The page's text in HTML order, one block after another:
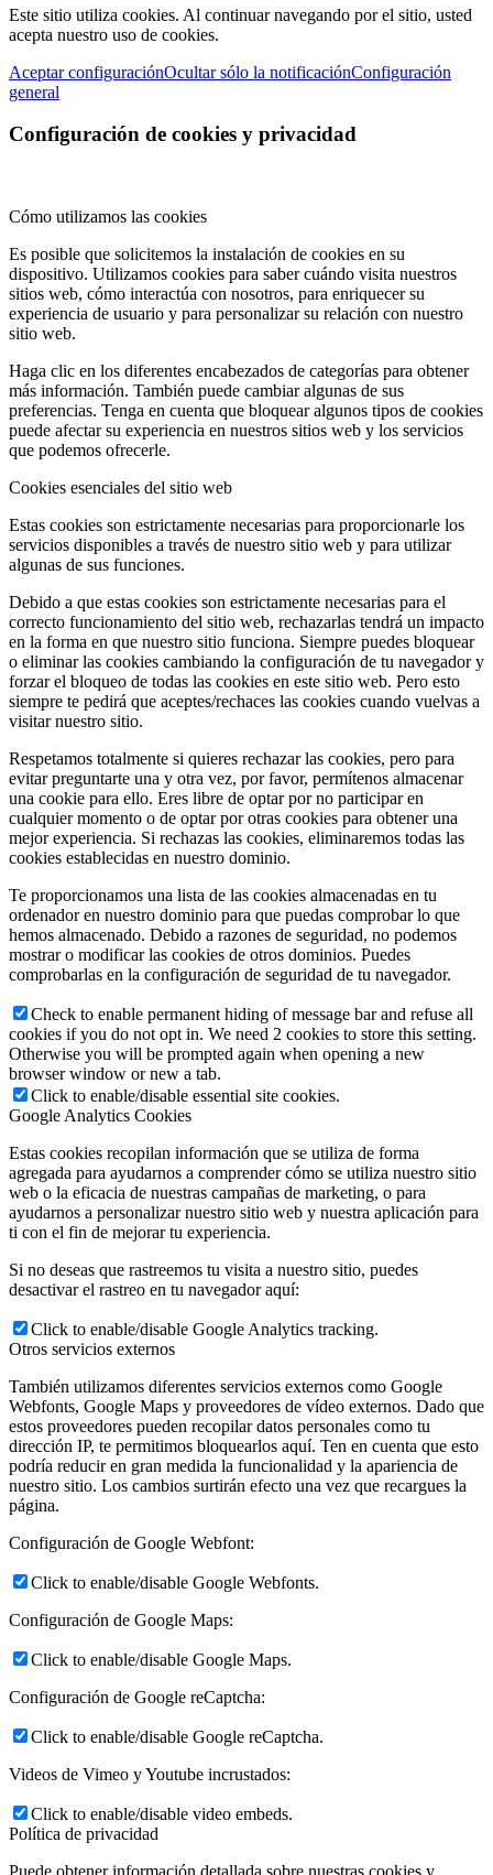
Este sitio utiliza cookies. Al continuar navegando por el sitio, usted
acepta nuestro uso de cookies.
Aceptar configuraciónOcultar sólo la notificaciónConfiguración
general
Configuración de cookies y privacidad
Cómo utilizamos las cookies
Es posible que solicitemos la instalación de cookies en su
dispositivo. Utilizamos cookies para saber cuándo visita nuestros
sitios web, cómo interactúa con nosotros, para enriquecer su
experiencia de usuario y para personalizar su relación con nuestro
sitio web.
Haga clic en los diferentes encabezados de categorías para obtener
más información. También puede cambiar algunas de sus
preferencias. Tenga en cuenta que bloquear algunos tipos de cookies
puede afectar su experiencia en nuestros sitios web y los servicios
que podemos ofrecerle.
Cookies esenciales del sitio web
Estas cookies son estrictamente necesarias para proporcionarle los
servicios disponibles a través de nuestro sitio web y para utilizar
algunas de sus funciones.
Debido a que estas cookies son estrictamente necesarias para el
correcto funcionamiento del sitio web, rechazarlas tendrá un impacto
en la forma en que nuestro sitio funciona. Siempre puedes bloquear
o eliminar las cookies cambiando la configuración de tu navegador y
forzar el bloqueo de todas las cookies en este sitio web. Pero esto
siempre te pedirá que aceptes/rechaces las cookies cuando vuelvas a
visitar nuestro sitio.
Respetamos totalmente si quieres rechazar las cookies, pero para
evitar preguntarte una y otra vez, por favor, permítenos almacenar
una cookie para ello. Eres libre de optar por no participar en
cualquier momento o de optar por otras cookies para obtener una
mejor experiencia. Si rechazas las cookies, eliminaremos todas las
cookies establecidas en nuestro dominio.
Te proporcionamos una lista de las cookies almacenadas en tu
ordenador en nuestro dominio para que puedas comprobar lo que
hemos almacenado. Debido a razones de seguridad, no podemos
mostrar o modificar las cookies de otros dominios. Puedes
comprobarlas en la configuración de seguridad de tu navegador.
Check to enable permanent hiding of message bar and refuse all
cookies if you do not opt in. We need 2 cookies to store this setting.
Otherwise you will be prompted again when opening a new
browser window or new a tab.
Click to enable/disable essential site cookies.
Google Analytics Cookies
Estas cookies recopilan información que se utiliza de forma
agregada para ayudarnos a comprender cómo se utiliza nuestro sitio
web o la eficacia de nuestras campañas de marketing, o para
ayudarnos a personalizar nuestro sitio web y nuestra aplicación para
ti con el fin de mejorar tu experiencia.
Si no deseas que rastreemos tu visita a nuestro sitio, puedes
desactivar el rastreo en tu navegador aquí:
Click to enable/disable Google Analytics tracking.
Otros servicios externos
También utilizamos diferentes servicios externos como Google
Webfonts, Google Maps y proveedores de vídeo externos. Dado que
estos proveedores pueden recopilar datos personales como tu
dirección IP, te permitimos bloquearlos aquí. Ten en cuenta que esto
podría reducir en gran medida la funcionalidad y la apariencia de
nuestro sitio. Los cambios surtirán efecto una vez que recargues la
página.
Configuración de Google Webfont:
Click to enable/disable Google Webfonts.
Configuración de Google Maps:
Click to enable/disable Google Maps.
Configuración de Google reCaptcha:
Click to enable/disable Google reCaptcha.
Videos de Vimeo y Youtube incrustados:
Click to enable/disable video embeds.
Política de privacidad
Puede obtener información detallada sobre nuestras cookies y